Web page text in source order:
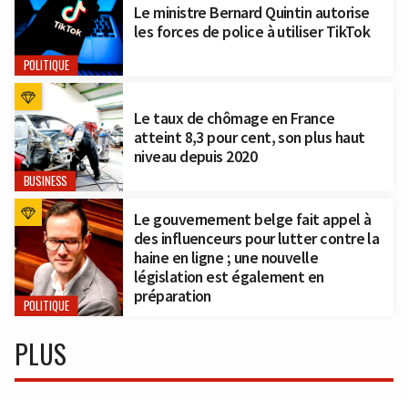
POLITIQUE
Le ministre Bernard Quintin autorise
les forces de police à utiliser TikTok
BUSINESS
Le taux de chômage en France
atteint 8,3 pour cent, son plus haut
niveau depuis 2020
POLITIQUE
Le gouvernement belge fait appel à
des influenceurs pour lutter contre la
haine en ligne ; une nouvelle
législation est également en
préparation
PLUS